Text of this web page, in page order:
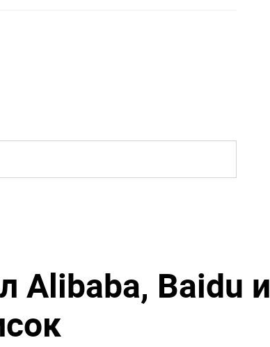
Alibaba, Baidu и